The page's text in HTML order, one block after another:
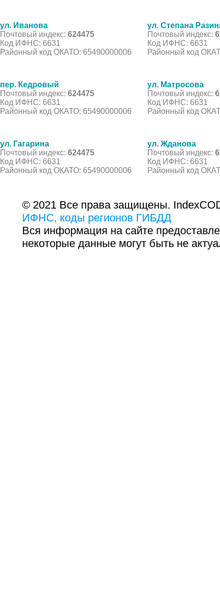
ул. Иванова
Почтовый индекс: 624475
Код ИФНС: 6631
Районный код ОКАТО: 65490000006
ул. Степана
Почтовый индекс:
Код ИФНС: 6631
Районный код
пер. Кедровый
Почтовый индекс: 624475
Код ИФНС: 6631
Районный код ОКАТО: 65490000006
ул. Матросова
Почтовый индекс:
Код ИФНС: 6631
Районный код
ул. Гагарина
Почтовый индекс: 624475
Код ИФНС: 6631
Районный код ОКАТО: 65490000006
ул. Жданова
Почтовый индекс:
Код ИФНС: 6631
Районный код
© 2021 Все права защищены.
ИФНС, коды регионов ГИБДД
Вся информация на сайте
некоторые данные могут быть не